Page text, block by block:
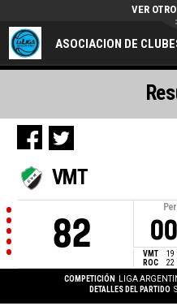
ASOCIACION DE
VER
VMT
82 VMT 19
ROC
22
COMPETICIÓN LIGA
DETALLES DEL PARTIDO